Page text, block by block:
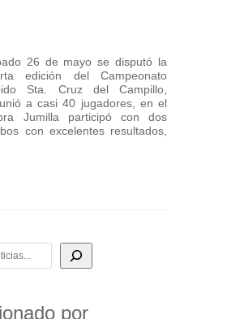
26 de mayo se disputó la
edición del Campeonato
Sta. Cruz del Campillo,
a casi 40 jugadores, en el
Jumilla participó con dos
con excelentes resultados,
NOTICIAS
por